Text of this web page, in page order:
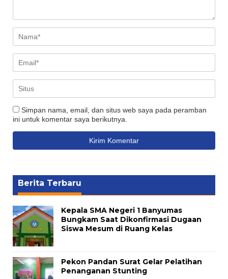
Simpan nama, email, dan situs web saya pada peramban
ini untuk komentar saya berikutnya.
Berita Terbaru
Kepala SMA Negeri 1 Banyumas
Bungkam Saat Dikonfirmasi Dugaan
Siswa Mesum di Ruang Kelas
Pekon Pandan Surat Gelar Pelatihan
Penanganan Stunting